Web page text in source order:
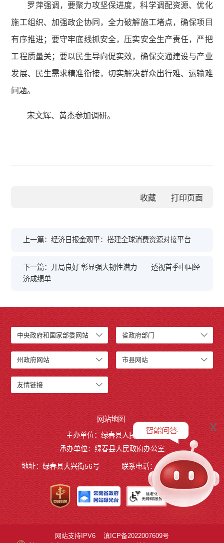
罗萍强调，要聚力攻坚保进度，科学调配资源、优化
施工组织、加强政企协同，全力破解施工堵点，确保项目
有序推进；要守牢底线抓安全，压实安全生产责任，严把
工程质量关；要以民生导向促实效，确保交通建设与产业
发展、民生需求精准衔接，切实解决群众出行难、运输难
问题。
宋文辉、黄杰参加调研。
收藏
上一篇：经济日报金观平：搭建全球消费资源对接平台
下一篇：开局良好 彰显强大韧性潜力——透视首季中国经
济成绩单
中央政府和国家部委网站 省政府部门
州政府网站 市县网站
友情链接
x
网站地图
主办单位：绿春县人民政府
承办单位：绿春县人民政府办公室
地址：绿春县大兴街56号 联系电话：0873-4221495
网站支持IPV6
滇ICP备2022007609号